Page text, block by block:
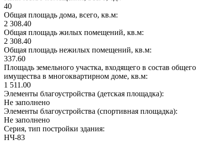
40
Общая площадь дома, всего, кв.м:
2 308.40
Общая площадь жилых помещений, кв.м:
2 308.40
Общая площадь нежилых помещений, кв.м:
337.60
Площадь земельного участка, входящего в состав общего
имущества в многоквартирном доме, кв.м:
1 511.00
Элементы благоустройства (детская площадка):
Не заполнено
Элементы благоустройства (спортивная площадка):
Не заполнено
Серия, тип постройки здания:
НЧ-83